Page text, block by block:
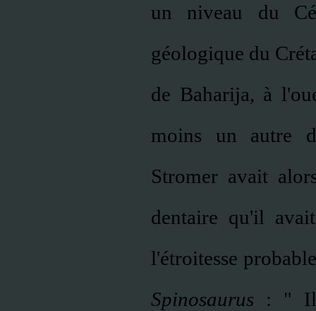
un niveau du
géologique du
de Baharija, à
moins un autre
Stromer avait
dentaire qu'il
l'étroitesse
Spinosaurus : " Il